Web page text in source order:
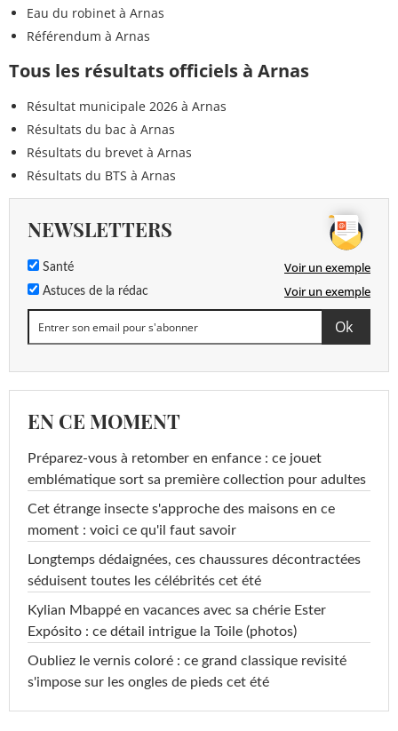
Eau du robinet à Arnas
Référendum à Arnas
Tous les résultats officiels à Arnas
Résultat municipale 2026 à Arnas
Résultats du bac à Arnas
Résultats du brevet à Arnas
Résultats du BTS à Arnas
NEWSLETTERS
Santé Voir un exemple
Astuces de la rédac Voir un exemple
EN CE MOMENT
Préparez-vous à retomber en enfance : ce jouet
emblématique sort sa première collection pour adultes
Cet étrange insecte s'approche des maisons en ce
moment : voici ce qu'il faut savoir
Longtemps dédaignées, ces chaussures décontractées
séduisent toutes les célébrités cet été
Kylian Mbappé en vacances avec sa chérie Ester
Expósito : ce détail intrigue la Toile (photos)
Oubliez le vernis coloré : ce grand classique revisité
s'impose sur les ongles de pieds cet été